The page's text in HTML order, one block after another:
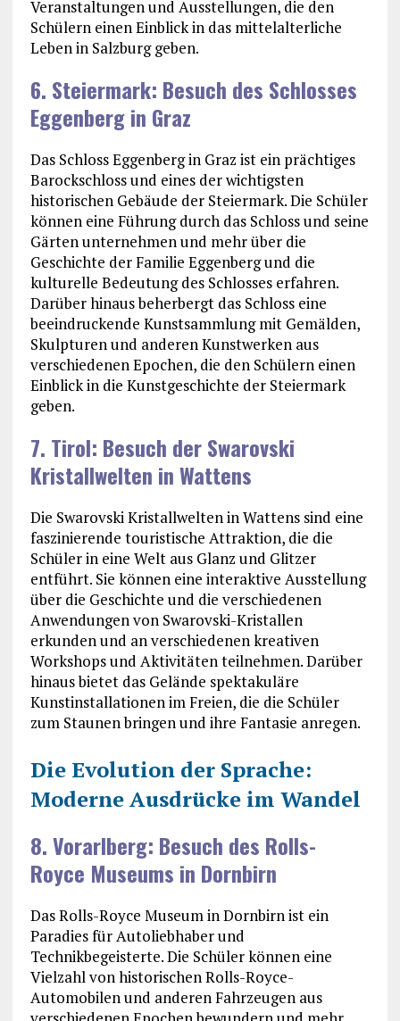
Veranstaltungen und Ausstellungen, die den
Schülern einen Einblick in das mittelalterliche
Leben in Salzburg geben.
6. Steiermark: Besuch des Schlosses
Eggenberg in Graz
Das Schloss Eggenberg in Graz ist ein prächtiges
Barockschloss und eines der wichtigsten
historischen Gebäude der Steiermark. Die Schüler
können eine Führung durch das Schloss und seine
Gärten unternehmen und mehr über die
Geschichte der Familie Eggenberg und die
kulturelle Bedeutung des Schlosses erfahren.
Darüber hinaus beherbergt das Schloss eine
beeindruckende Kunstsammlung mit Gemälden,
Skulpturen und anderen Kunstwerken aus
verschiedenen Epochen, die den Schülern einen
Einblick in die Kunstgeschichte der Steiermark
geben.
7. Tirol: Besuch der Swarovski
Kristallwelten in Wattens
Die Swarovski Kristallwelten in Wattens sind eine
faszinierende touristische Attraktion, die die
Schüler in eine Welt aus Glanz und Glitzer
entführt. Sie können eine interaktive Ausstellung
über die Geschichte und die verschiedenen
Anwendungen von Swarovski-Kristallen
erkunden und an verschiedenen kreativen
Workshops und Aktivitäten teilnehmen. Darüber
hinaus bietet das Gelände spektakuläre
Kunstinstallationen im Freien, die die Schüler
zum Staunen bringen und ihre Fantasie anregen.
Die Evolution der Sprache:
Moderne Ausdrücke im Wandel
8. Vorarlberg: Besuch des Rolls-
Royce Museums in Dornbirn
Das Rolls-Royce Museum in Dornbirn ist ein
Paradies für Autoliebhaber und
Technikbegeisterte. Die Schüler können eine
Vielzahl von historischen Rolls-Royce-
Automobilen und anderen Fahrzeugen aus